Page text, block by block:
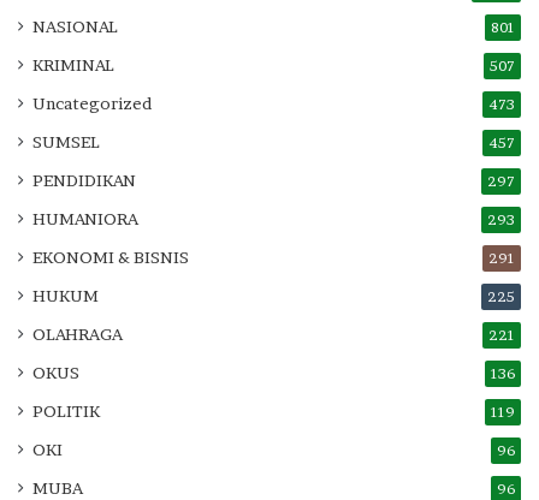
NASIONAL 801
KRIMINAL 507
Uncategorized 473
SUMSEL 457
PENDIDIKAN 297
HUMANIORA 293
EKONOMI & BISNIS 291
HUKUM 225
OLAHRAGA 221
OKUS 136
POLITIK 119
OKI 96
MUBA 96